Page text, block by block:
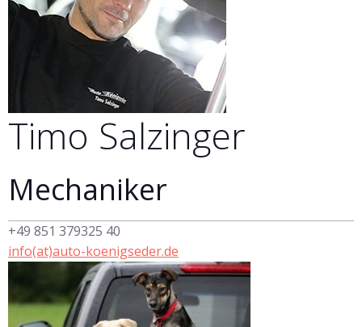
Timo Salzinger
Mechaniker
+49 851 379325 40
info(at)auto-koenigseder.de